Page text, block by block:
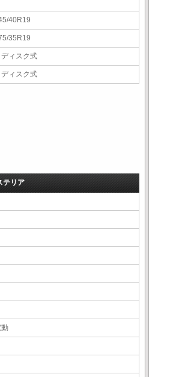
40R19
35R19
ィスク式
ィスク式
テリア